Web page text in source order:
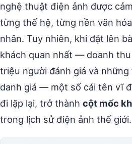
nghệ thuật điện ảnh được
từng thế hệ, từng nền văn
nhân. Tuy nhiên, khi đặt lên
khách quan nhất — doanh
triệu người đánh giá và
danh giá — một số cái tên vĩ
đi lặp lại, trở thành cột mốc
trong lịch sử điện ảnh thế giới.